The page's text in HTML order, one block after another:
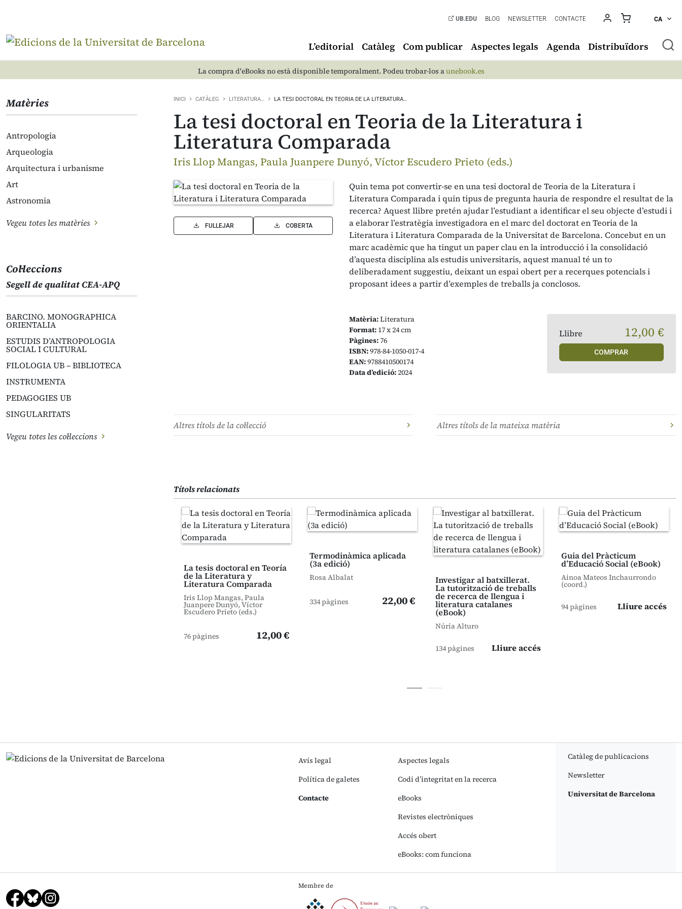
UB.EDU BLOG NEWSLETTER CONTACTE CA
L’editorial Catàleg Com publicar Aspectes legals Agenda Distribuïdors
La compra d'eBooks no està disponible temporalment. Podeu trobar-los aunebook.es
Matèries
Antropologia
Arqueologia
Arquitectura i urbanisme
Art
Astronomia
Vegeu totes les matèries
Col·leccions
Segell de qualitat CEA-APQ
BARCINO. MONOGRAPHICA
ORIENTALIA
ESTUDIS D’ANTROPOLOGIA
SOCIAL I CULTURAL
FILOLOGIA UB – BIBLIOTECA
INSTRUMENTA
PEDAGOGIES UB
SINGULARITATS
Vegeu totes les col·leccions
INICI CATÀLEG LITERATURA… LA TESI DOCTORAL EN TEORIA DE LA LITERATURA…
La tesi doctoral en Teoria de la Literatura i
Literatura Comparada
Iris Llop Mangas, Paula Juanpere Dunyó, Víctor Escudero Prieto (eds.)
FULLEJAR COBERTA
Quin tema pot convertir-se en una tesi doctoral de Teoria de la Literatura i
Literatura Comparada i quin tipus de pregunta hauria de respondre el resultat de la
recerca? Aquest llibre pretén ajudar l’estudiant a identificar el seu objecte d’estudi i
a elaborar l’estratègia investigadora en el marc del doctorat en Teoria de la
Literatura i Literatura Comparada de la Universitat de Barcelona. Concebut en un
marc acadèmic que ha tingut un paper clau en la introducció i la consolidació
d’aquesta disciplina als estudis universitaris, aquest manual té un to
deliberadament suggestiu, deixant un espai obert per a recerques potencials i
proposant idees a partir d’exemples de treballs ja conclosos.
Matèria:Literatura
Format: 17 x 24 cm
Pàgines:76
ISBN:978-84-1050-017-4
EAN:9788410500174
Data d’edició:2024
Llibre 12,00 €
COMPRAR
Altres títols de la col·lecció Altres títols de la mateixa matèria
Títols relacionats
La tesis doctoral en Teoría
de la Literatura y
Literatura Comparada
Iris Llop Mangas, Paula
Juanpere Dunyó, Víctor
Escudero Prieto (eds.)
76 pàgines 12,00 €
Termodinàmica aplicada
(3a edició)
Rosa Albalat
334 pàgines 22,00 €
Investigar al batxillerat.
La tutorització de treballs
de recerca de llengua i
literatura catalanes
(eBook)
Núria Alturo
134 pàgines Lliure accés
Guia del Pràcticum
d’Educació Social (eBook)
Ainoa Mateos Inchaurrondo
(coord.)
94 pàgines Lliure accés
Avís legal
Política de galetes
Contacte
Aspectes legals
Codi d’integritat en la recerca
eBooks
Revistes electròniques
Accés obert
eBooks: com funciona
Catàleg de publicacions
Newsletter
Universitat de Barcelona
Membre de